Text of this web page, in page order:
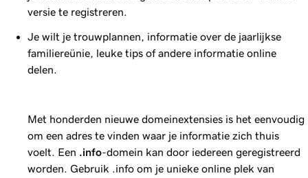
versie te registreren.
Je wilt je trouwplannen, informatie over de jaarlijkse
familiereünie, leuke tips of andere informatie online
delen.
Met honderden nieuwe domeinextensies is het eenvoudig
om een adres te vinden waar je informatie zich thuis
voelt. Een .info-domein kan door iedereen geregistreerd
worden. Gebruik .info om je unieke online plek van